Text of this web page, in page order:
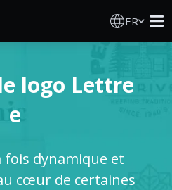
FR
logo Lettre
e
fois dynamique et
cœur de certaines